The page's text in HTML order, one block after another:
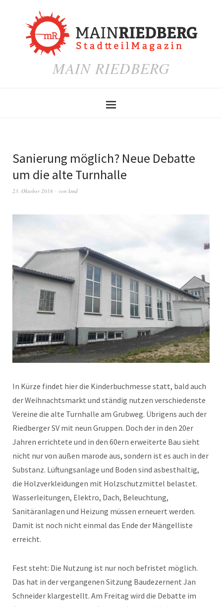
MAIN RIEDBERG
Sanierung möglich? Neue Debatte
um die alte Turnhalle
23. Oktober 2018 von kmd
In Kürze findet hier die Kinderbuchmesse statt, bald auch
der Weihnachtsmarkt und ständig nutzen verschiedenste
Vereine die alte Turnhalle am Grubweg. Übrigens auch der
Riedberger SV mit neun Gruppen. Doch der in den 20er
Jahren errichtete und in den 60ern erweiterte Bau sieht
nicht nur von außen marode aus, sondern ist es auch in der
Substanz. Lüftungsanlage und Boden sind asbesthaltig,
die Holzverkleidungen mit Holzschutzmittel belastet.
Wasserleitungen, Elektro, Dach, Beleuchtung,
Sanitäranlagen und Heizung müssen erneuert werden.
Damit ist noch nicht einmal das Ende der Mängelliste
erreicht.
Fest steht: Die Nutzung ist nur noch befristet möglich.
Das hat in der vergangenen Sitzung Baudezernent Jan
Schneider klargestellt. Am Freitag wird die Debatte im